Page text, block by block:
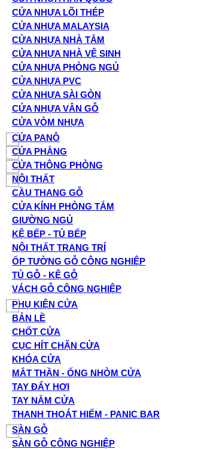
CỬA NHỰA LÕI THÉP
CỬA NHỰA MALAYSIA
CỬA NHỰA NHÀ TẮM
CỬA NHỰA NHÀ VỆ SINH
CỬA NHỰA PHÒNG NGỦ
CỬA NHỰA PVC
CỬA NHỰA SÀI GÒN
CỬA NHỰA VÂN GỖ
CỬA VÒM NHỰA
CỬA PANÔ
CỬA PHẲNG
CỬA THÔNG PHÒNG
NỘI THẤT
CẦU THANG GỖ
CỬA KÍNH PHÒNG TẮM
GIƯỜNG NGỦ
KỆ BẾP - TỦ BẾP
NỘI THẤT TRANG TRÍ
ỐP TƯỜNG GỖ CÔNG NGHIỆP
TỦ GỖ - KỆ GỖ
VÁCH GỖ CÔNG NGHIỆP
PHỤ KIỆN CỬA
BẢN LỀ
CHỐT CỬA
CỤC HÍT CHẶN CỬA
KHÓA CỬA
MẮT THẦN - ỐNG NHÒM CỬA
TAY ĐẨY HƠI
TAY NẮM CỬA
THANH THOÁT HIỂM - PANIC BAR
SÀN GỖ
SÀN GỖ CÔNG NGHIỆP